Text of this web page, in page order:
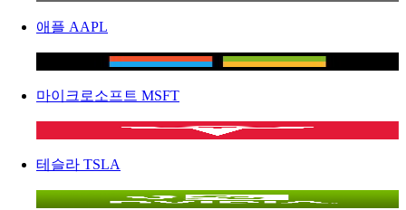
애플 AAPL
마이크로소프트 MSFT
테슬라 TSLA